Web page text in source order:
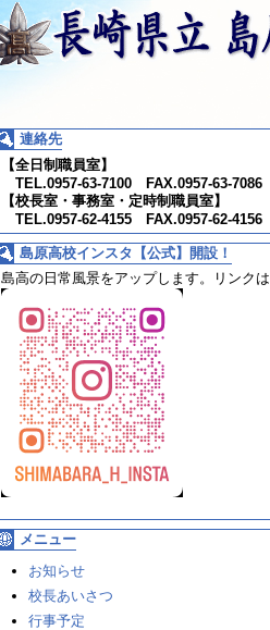
連絡先
【全日制職員室】
TEL.0957-63-7100 FAX.0957-63-7086
【校長室・事務室・定時制職員室】
TEL.0957-62-4155 FAX.0957-62-4156
島原高校インスタ【公式】開設！
島高の日常風景をアップします。
リンクは
メニュー
お知らせ
校長あいさつ
行事予定